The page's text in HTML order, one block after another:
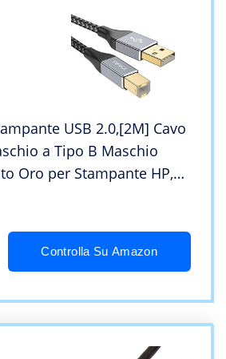
USB 2.0,[2M] Cavo
a Tipo B Maschio
Oro per Stampante HP,
Epson, dell, Xerox,
Controlla Su Amazon